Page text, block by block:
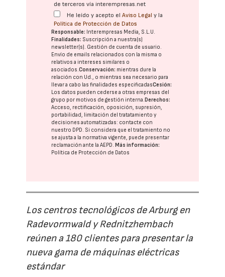
de terceros vía interempresas.net
He leído y acepto elAviso Legal y la
Política de Protección de Datos
Responsable: Interempresas Media, S.L.U.
Finalidades: Suscripción a nuestra(s)
newsletter(s). Gestión de cuenta de usuario.
Envío de emails relacionados con la misma o
relativos a intereses similares o
asociados.Conservación: mientras dure la
relación con Ud., o mientras sea necesario para
llevar a cabo las finalidades especificadasCesión:
Los datos pueden cederse a otras empresas del
grupo por motivos de gestión interna. Derechos:
Acceso, rectificación, oposición, supresión,
portabilidad, limitación del tratatamiento y
decisiones automatizadas: contacte con
nuestro DPD. Si considera que el tratamiento no
se ajusta a la normativa vigente, puede presentar
reclamación ante laAEPD. Más información:
Política de Protección de Datos
Los centros tecnológicos de Arburg en
Radevormwald y Rednitzhembach
reúnen a 180 clientes para presentar la
nueva gama de máquinas eléctricas
estándar